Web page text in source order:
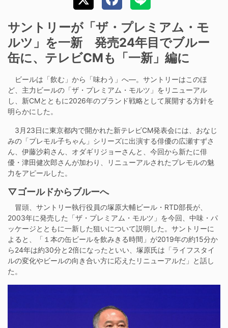
サントリーが「ザ・プレミアム・モ
ルツ」を一新 発売24年目でブルー
缶に、テレビCMも「一新」編に
ビールは「飲む」から「味わう」へ―。サントリーはこのほ
ど、主力ビールの「ザ・プレミアム・モルツ」をリニューアル
し、新CMとともに2026年のブランド戦略として展開する方針を
明らかにした。
3月23日に東京都内で開かれた新テレビCM発表会には、おなじ
みの「プレモル子ちゃん」シリーズに出演する俳優の広瀬すずさ
ん、伊藤沙莉さん、オダギリジョーさんと、今回から新たに俳
優・津田健次郎さんが加わり、リニューアルされたプレモルの魅
力をアピールした。
▽ゴールドからブルーへ
冒頭、サントリー執行役員の塚原大輔ビール・RTD部長が、
2003年に発売した「ザ・プレミアム・モルツ」を今回、中味・パ
ッケージとともに一新した狙いについて説明した。サントリーに
よると、「１本の缶ビールを飲みきる時間」が2019年の約15分か
ら24年は約30分と2倍になったといい、塚原氏は「ライフスタイ
ルの変化やビールの向き合い方に応えたリニューアルだ」と話し
た。